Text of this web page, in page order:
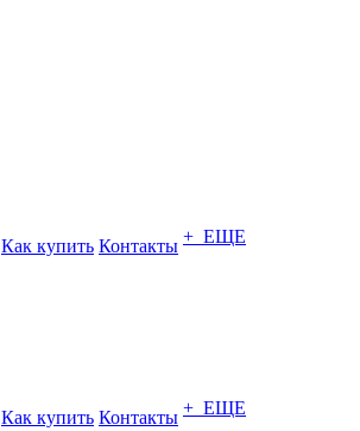
Как купить Контакты + ЕЩЕ
Как купить Контакты + ЕЩЕ